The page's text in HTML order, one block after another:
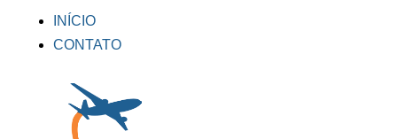
INÍCIO
CONTATO